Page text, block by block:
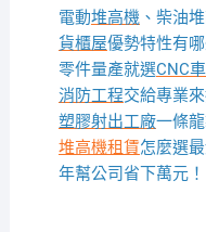
電動堆高機、柴油
貨櫃屋優勢特性有
零件量產就選CNC
消防工程交給專業
塑膠射出工廠一條
堆高機租賃怎麼選
年幫公司省下萬元！